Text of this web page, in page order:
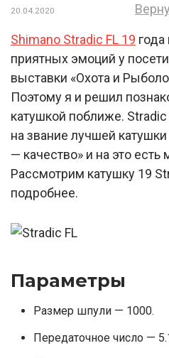
20.04.2020
Shimano Stradic FL 19
приятных эмоций у
выставки «Охота и
Поэтому я и решил
катушкой поближе. Stradic
на звание лучшей
— качество» и на это есть
Рассмотрим катушку 19
подробнее.
Параметры
Размер шпули — 1000.
Передаточное число —